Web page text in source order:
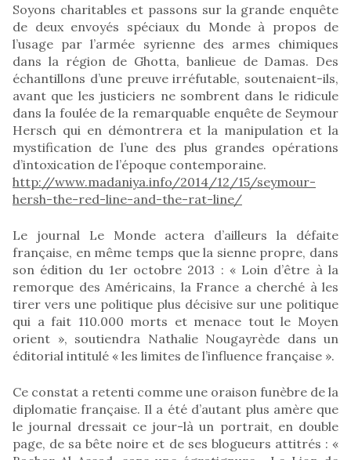
Soyons charitables et passons sur la grande enquête
de deux envoyés spéciaux du Monde à propos de
l’usage par l’armée syrienne des armes chimiques
dans la région de Ghotta, banlieue de Damas. Des
échantillons d’une preuve irréfutable, soutenaient-ils,
avant que les justiciers ne sombrent dans le ridicule
dans la foulée de la remarquable enquête de Seymour
Hersch qui en démontrera et la manipulation et la
mystification de l’une des plus grandes opérations
d’intoxication de l’époque contemporaine.
http://www.madaniya.info/2014/12/15/seymour-
hersh-the-red-line-and-the-rat-line/
Le journal Le Monde actera d’ailleurs la défaite
française, en même temps que la sienne propre, dans
son édition du 1er octobre 2013 : « Loin d’être à la
remorque des Américains, la France a cherché à les
tirer vers une politique plus décisive sur une politique
qui a fait 110.000 morts et menace tout le Moyen
orient », soutiendra Nathalie Nougayrède dans un
éditorial intitulé « les limites de l’influence française ».
Ce constat a retenti comme une oraison funèbre de la
diplomatie française. Il a été d’autant plus amère que
le journal dressait ce jour-là un portrait, en double
page, de sa bête noire et de ses blogueurs attitrés : «